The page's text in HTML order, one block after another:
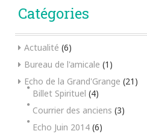
Catégories
Actualité (6)
Bureau de l'amicale (1)
Echo de la Grand'Grange (21)
Billet Spirituel (4)
Courrier des anciens (3)
Echo Juin 2014 (6)